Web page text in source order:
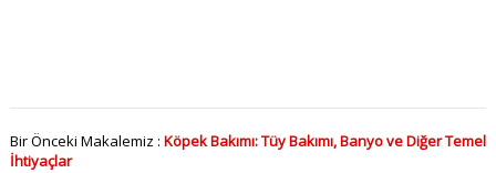
Bir Önceki Makalemiz : Köpek Bakımı: Tüy Bakımı, Banyo ve Diğer Temel
İhtiyaçlar